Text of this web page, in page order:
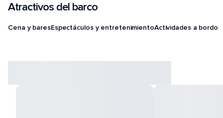
Atractivos del barco
Cena y baresEspectáculos y entretenimientoActividades a bordo